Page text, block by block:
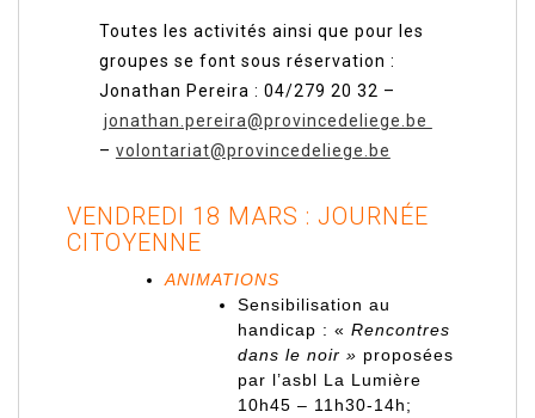
Toutes les activités ainsi que pour les
groupes se font sous réservation :
Jonathan Pereira : 04/279 20 32 –
jonathan.pereira@provincedeliege.be
– volontariat@provincedeliege.be
VENDREDI 18 MARS : JOURNÉE
CITOYENNE
ANIMATIONS
Sensibilisation au
handicap : « Rencontres
dans le noir » proposées
par l’asbl La Lumière
10h45 – 11h30-14h;